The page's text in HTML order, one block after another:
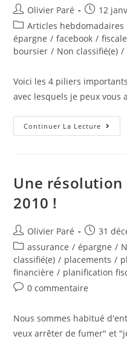
Vue
De
La
Dans
Votre
REER,
Votre
?
Auteur/autrice
de
la
publication :
Olivier Paré
Post
published:
12
Post
category:
Articles hebdomadaires
épargne / facebook / fiscale
boursier / Non classifié(e) /
Voici les 4 piliers
avec lesquels je peux vous
Continuer La Lecture
Vous
Mot
«
Une résolution
2010 !
Auteur/autrice
de
la
publication :
Olivier Paré
Post
published:
31
Post
category:
assurance / épargne /
classifié(e) / placements /
financière / planification
Post0 commentaire
Nous sommes habitué
veux arrêter de fumer" et